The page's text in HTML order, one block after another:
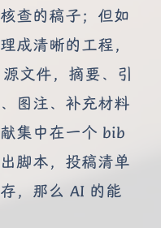
查的稿子；但如
成清晰的工程，
文件，摘要、引
图注、补充材料
集中在一个 bib
脚本，投稿清单
，那么 AI 的能